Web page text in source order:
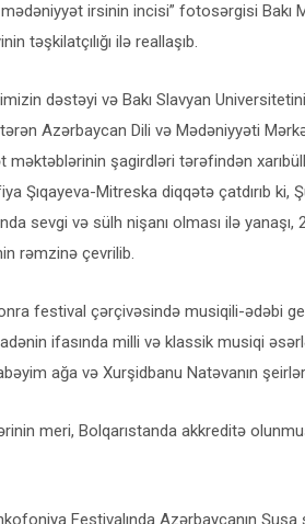
irsinin incisi” fotosərgisi Bakı
təşkilatçılığı ilə reallaşıb.
dəstəyi və Bakı Slavyan
Azərbaycan Dili və Mədəniyyəti
məktəblərinin şagirdləri tərəfindən
Şıqayeva-Mitreska diqqətə çatdırıb ki,
sevgi və sülh nişanı olması ilə
rəmzinə çevrilib.
festival çərçivəsində musiqili-ədəbi
ifasında milli və klassik musiqi
ağa və Xurşidbanu Natəvanın
meri, Bolqarıstanda akkreditə
Festivalında Azərbaycanın